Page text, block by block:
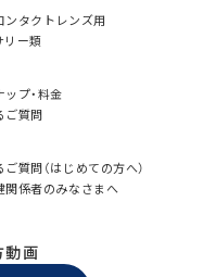
ンタクトレンズ用
リー類
プ・料金
ご質問
質問（はじめての方へ）
関係者のみなさまへ
動画